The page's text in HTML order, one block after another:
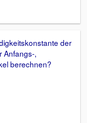
der
Anfangs-,
berechnen?